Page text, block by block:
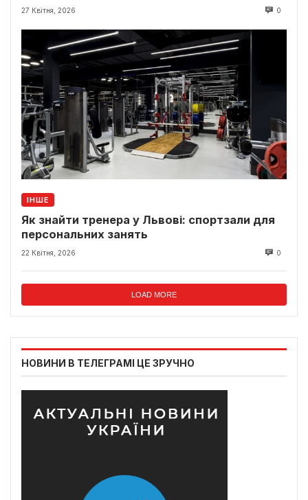
27 Квітня, 2026 0
ІНШЕ
Як знайти тренера у Львові: спортзали для
персональних занять
22 Квітня, 2026 0
LOAD MORE
НОВИНИ В ТЕЛЕГРАМІ ЦЕ ЗРУЧНО